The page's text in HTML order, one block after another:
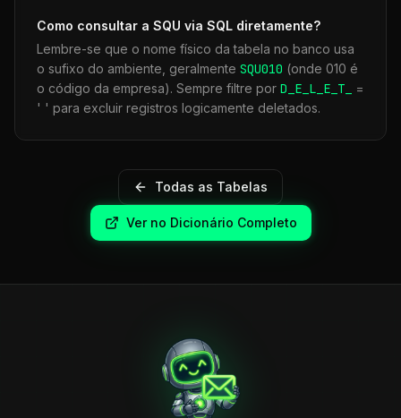
Como consultar a SQU via SQL diretamente?
Lembre-se que o nome físico da tabela no banco usa
o sufixo do ambiente, geralmente SQU010 (onde 010 é
o código da empresa). Sempre filtre por D_E_L_E_T_
=
' ' para excluir registros logicamente deletados.
Todas as Tabelas
Ver no Dicionário Completo